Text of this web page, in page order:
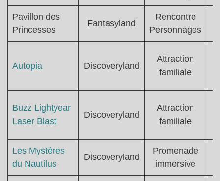
Pavillon des
Princesses
Fantasyland
Rencontre
Personnages
Autopia Discoveryland
Attraction
familiale
Buzz Lightyear
Laser Blast
Discoveryland
Attraction
familiale
Les Mystères
du Nautilus
Discoveryland
Promenade
immersive